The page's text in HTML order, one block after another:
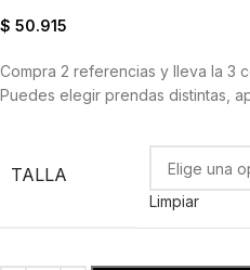
$ 50.915
Compra 2 referencias y lleva la 3
Puedes elegir prendas distintas,
TALLA
Limpiar